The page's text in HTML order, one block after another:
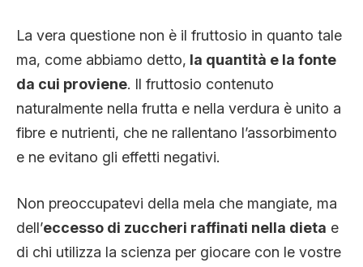
La vera questione non è il fruttosio in quanto tale
ma, come abbiamo detto, la quantità e la fonte
da cui proviene. Il fruttosio contenuto
naturalmente nella frutta e nella verdura è unito a
fibre e nutrienti, che ne rallentano l’assorbimento
e ne evitano gli effetti negativi.
Non preoccupatevi della mela che mangiate, ma
dell’eccesso di zuccheri raffinati nella dieta e
di chi utilizza la scienza per giocare con le vostre